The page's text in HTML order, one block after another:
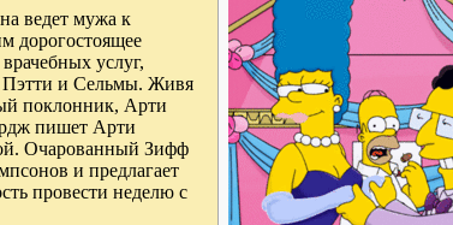
ведет мужа к
дорогостоящее
услуг,
Пэтти и Сельмы. Живя
поклонник, Арти
пишет Арти
Очарованный Зифф
и предлагает
провести неделю с